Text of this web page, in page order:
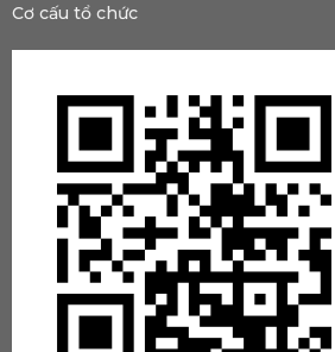
Cơ cấu tổ chức